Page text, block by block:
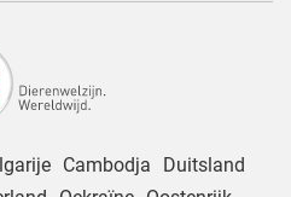
Cambodja
Duitsland